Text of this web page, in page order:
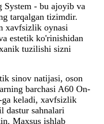
- bu ajoyib va
tarqalgan tizimdir.
xavfsizlik oynasi
estetik ko'rinishidan
tuzilishi sizni
sinov natijasi, oson
barchasi A60 On-
keladi, xavfsizlik
dastur sahnalari
Maxsus ishlab